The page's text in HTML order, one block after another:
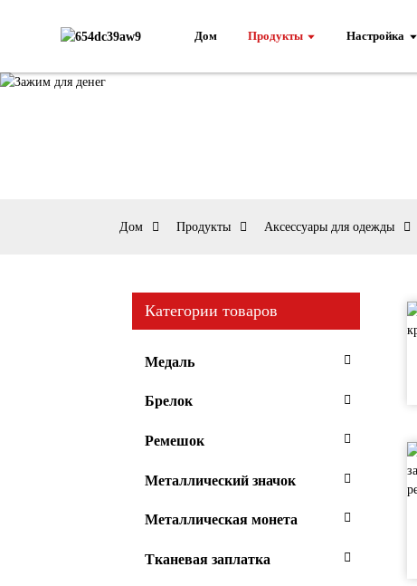
Дом Продукты Настройка
Дом Продукты Аксессуары для одежды
Категории товаров
Медаль
Брелок
Ремешок
Металлический значок
Металлическая монета
Тканевая заплатка